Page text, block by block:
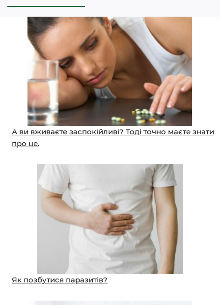
А ви вживаєте заспокійливі? Тоді точно маєте знати
про це.
Як позбутися паразитів?